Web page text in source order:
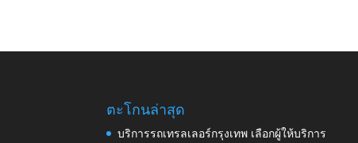
ตะโกนล่าสุด
บริการรถเทรลเลอร์กรุงเทพ เลือกผู้ให้บริการ